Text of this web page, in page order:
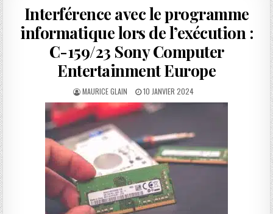
Interférence avec le programme
informatique lors de l’exécution :
C-159/23 Sony Computer
Entertainment Europe
AUTHOR:
MAURICE GLAIN
PUBLISHED
DATE:
10 JANVIER 2024